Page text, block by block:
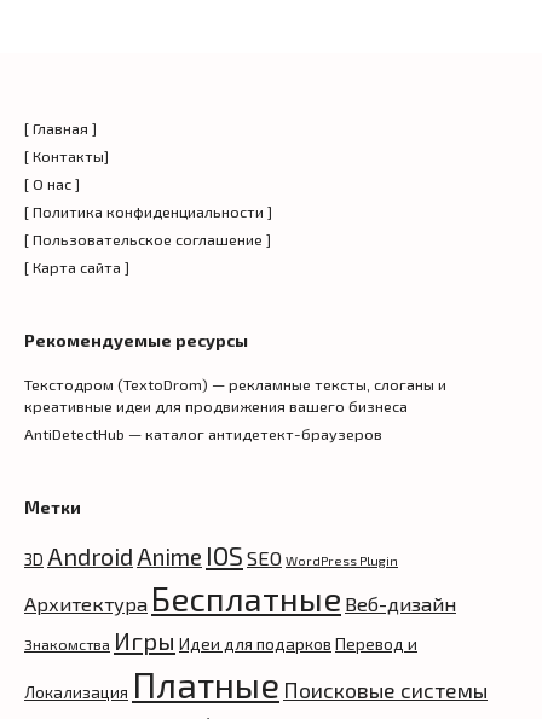
[ Главная ]
[ Контакты]
[ О нас ]
[ Политика конфиденциальности ]
[ Пользовательское соглашение ]
[ Карта сайта ]
Рекомендуемые ресурсы
Текстодром (TextoDrom) — рекламные тексты, слоганы и
креативные идеи для продвижения вашего бизнеса
AntiDetectHub — каталог антидетект-браузеров
Метки
3D Android Anime IOS SEO WordPress Plugin
Архитектура Бесплатные Веб-дизайн
Знакомства Игры Идеи для подарков Перевод и
Локализация Платные Поисковые системы